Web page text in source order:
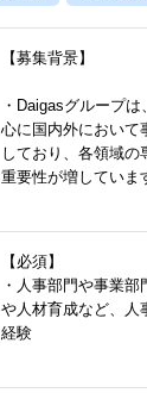
【募集背景】
・Daigasグループ
心に国内外において
しており、各領域の
重要性が増していま
【必須】
・人事部門や事業
や人材育成など、人
経験